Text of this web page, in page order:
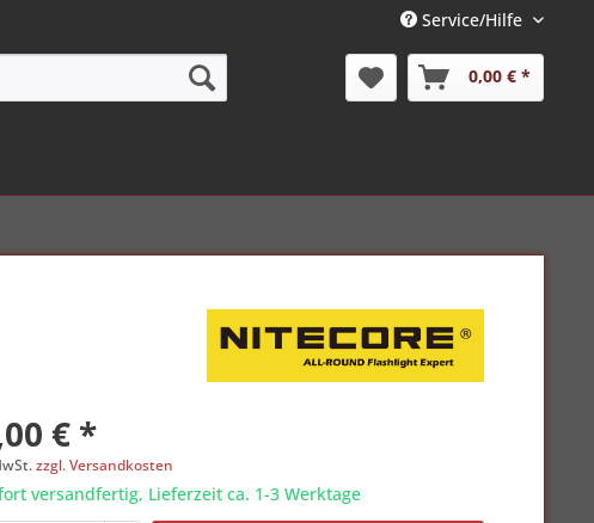
Service/Hilfe
0,00 € *
€ *
zzgl. Versandkosten
versandfertig, Lieferzeit ca. 1-3 Werktage